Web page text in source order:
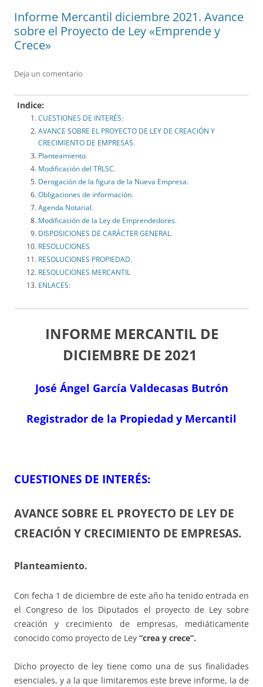
Informe Mercantil diciembre 2021. Avance
sobre el Proyecto de Ley «Emprende y
Crece»
Deja un comentario
Indice:
CUESTIONES DE INTERÉS:
AVANCE SOBRE EL PROYECTO DE LEY DE CREACIÓN Y
CRECIMIENTO DE EMPRESAS.
Planteamiento.
Modificación del TRLSC.
Derogación de la figura de la Nueva Empresa.
Obligaciones de información.
Agenda Notarial.
Modificación de la Ley de Emprendedores.
DISPOSICIONES DE CARÁCTER GENERAL.
RESOLUCIONES
RESOLUCIONES PROPIEDAD.
RESOLUCIONES MERCANTIL
ENLACES:
INFORME MERCANTIL DE
DICIEMBRE DE 2021
José Ángel García Valdecasas Butrón
Registrador de la Propiedad y Mercantil
CUESTIONES DE INTERÉS:
AVANCE SOBRE EL PROYECTO DE LEY DE
CREACIÓN Y CRECIMIENTO DE EMPRESAS.
Planteamiento.
Con fecha 1 de diciembre de este año ha tenido entrada en
el Congreso de los Diputados el proyecto de Ley sobre
creación y crecimiento de empresas, mediáticamente
conocido como proyecto de Ley “crea y crece”.
Dicho proyecto de ley tiene como una de sus finalidades
esenciales, y a la que limitaremos este breve informe, la de